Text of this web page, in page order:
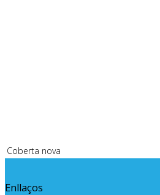
Coberta nova
Enllaços